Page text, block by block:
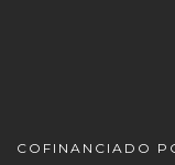
COFINANCIADO